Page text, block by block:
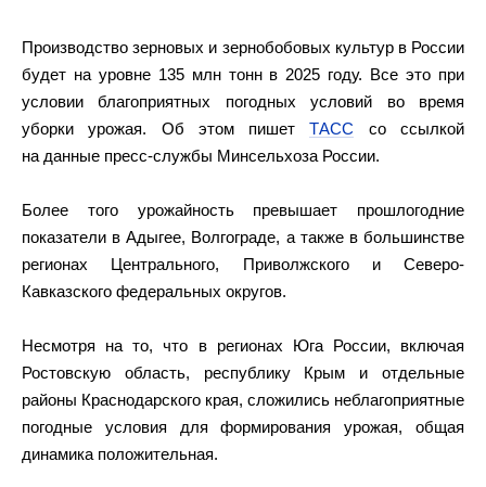
Производство зерновых и зернобобовых культур в России
будет на уровне 135 млн тонн в 2025 году. Все это при
условии благоприятных погодных условий во время
уборки урожая. Об этом пишетТАСС со ссылкой
на данные пресс-службы Минсельхоза России.
Более того урожайность превышает прошлогодние
показатели в Адыгее, Волгограде, а также в большинстве
регионах Центрального, Приволжского и Северо-
Кавказского федеральных округов.
Несмотря на то, что в регионах Юга России, включая
Ростовскую область, республику Крым и отдельные
районы Краснодарского края, сложились неблагоприятные
погодные условия для формирования урожая, общая
динамика положительная.